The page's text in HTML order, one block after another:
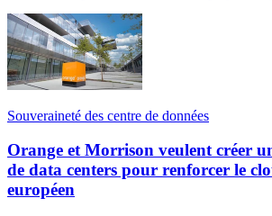
Souveraineté des centre de données
Orange et Morrison veulent créer
de data centers pour renforcer le
européen